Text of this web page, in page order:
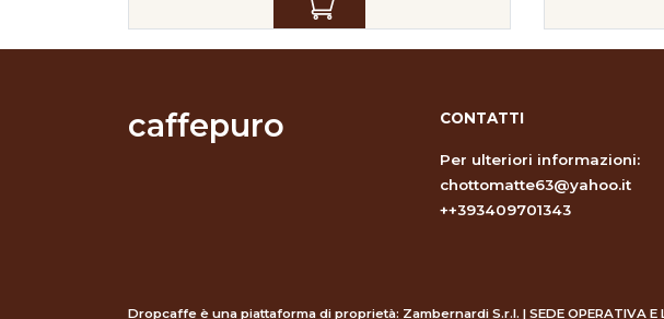
caffepuro CONTATTI
Per ulteriori informazioni:
chottomatte63@yahoo.it
++393409701343
Dropcaffe è una piattaforma di proprietà: Zambernardi S.r.l. | SEDE OPERATIVA E